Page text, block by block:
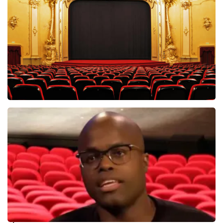
BEKIJKEN
Saturday Night Fever
60reviews
BEKIJKEN